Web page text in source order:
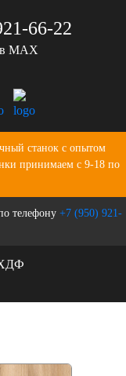
66-22
MAX
станок с опытом
принимаем с 9-18 по
телефону +7 (950) 921-